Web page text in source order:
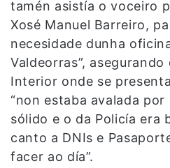
tamén asistía o voceiro
Xosé Manuel Barreiro,
necesidade dunha
Valdeorras”,
Interior onde se
“non estaba avalada
sólido e o da Policía era
canto a DNIs e
facer ao día”.